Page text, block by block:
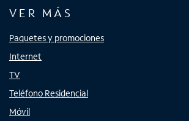
VER MÁS
Paquetes y promociones
Internet
TV
Teléfono Residencial
Móvil